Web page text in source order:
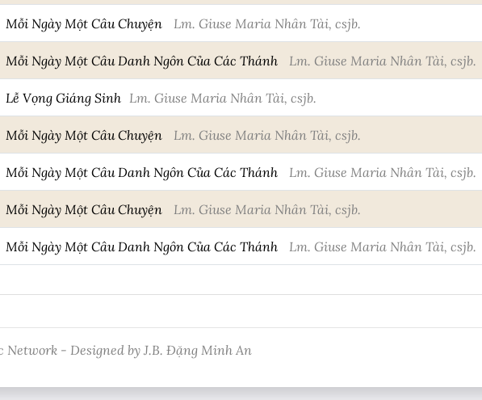
Mỗi Ngày Một Câu Chuyện Lm. Giuse Maria Nhân Tài, csjb.
Mỗi Ngày Một Câu Danh Ngôn Của Các Thánh Lm. Giuse Maria Nhân Tài, csjb.
Lễ Vọng Giáng Sinh Lm. Giuse Maria Nhân Tài, csjb.
Mỗi Ngày Một Câu Chuyện Lm. Giuse Maria Nhân Tài, csjb.
Mỗi Ngày Một Câu Danh Ngôn Của Các Thánh Lm. Giuse Maria Nhân Tài, csjb.
Mỗi Ngày Một Câu Chuyện Lm. Giuse Maria Nhân Tài, csjb.
Mỗi Ngày Một Câu Danh Ngôn Của Các Thánh Lm. Giuse Maria Nhân Tài, csjb.
- Designed by J.B. Đặng Minh An